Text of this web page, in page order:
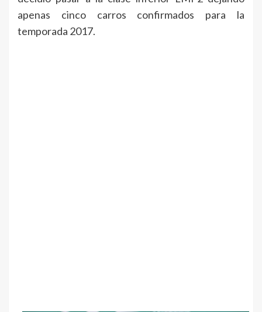
apenas cinco carros confirmados para la
temporada 2017.